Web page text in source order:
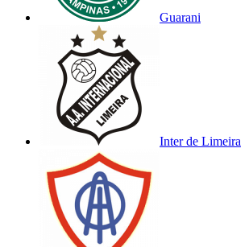
Guarani
Inter de Limeira